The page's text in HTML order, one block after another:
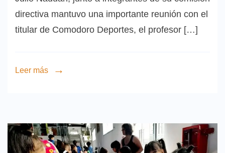
directiva mantuvo una importante reunión con el
titular de Comodoro Deportes, el profesor […]
Leer más